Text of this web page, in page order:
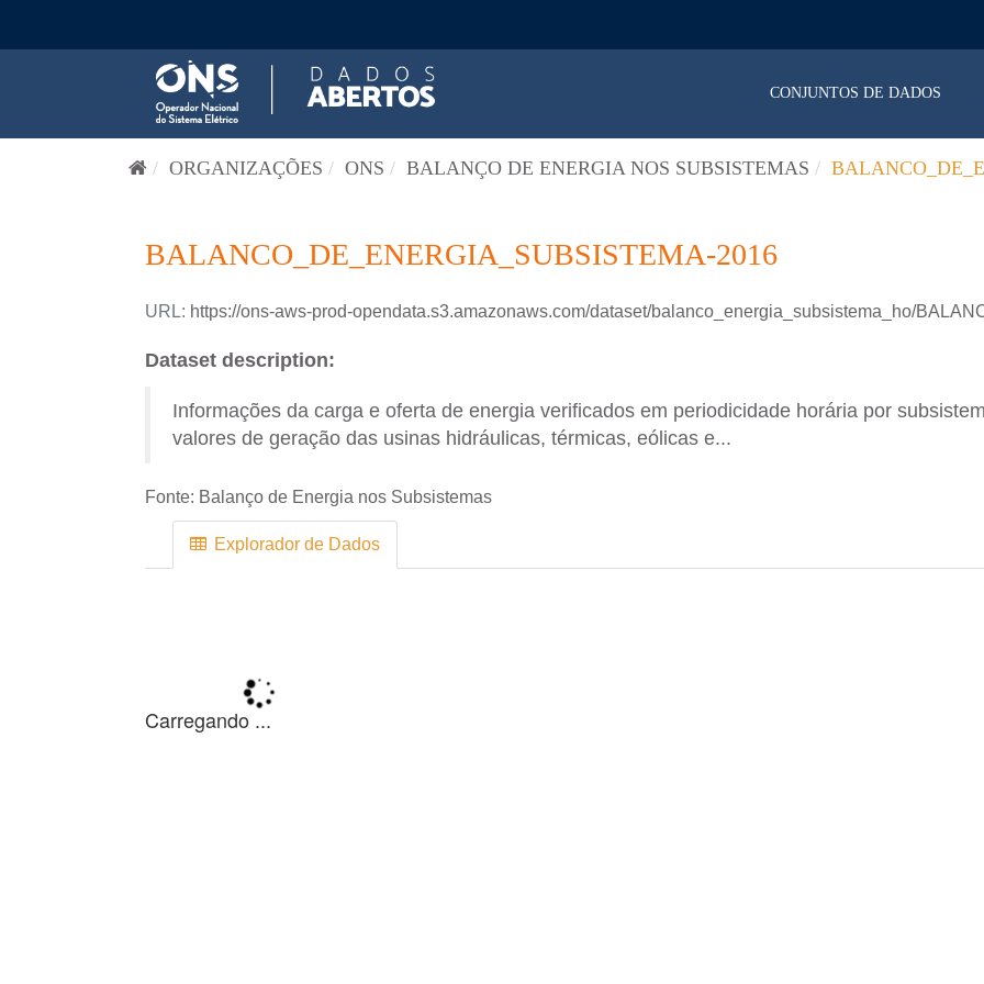
CONJUNTOS DE DADOS
ORGANIZAÇÕES ONS BALANÇO DE ENERGIA NOS SUBSISTEMAS
BALANCO_DE_ENERGIA_SUBSISTEMA-2016
URL: https://ons-aws-prod-opendata.s3.amazonaws.com/dataset/balanco_energia_subsistema_ho/
Dataset description:
Informações da carga e oferta de energia verificados em periodicidade horária por
valores de geração das usinas hidráulicas, térmicas, eólicas e...
Fonte: Balanço de Energia nos Subsistemas
Explorador de Dados